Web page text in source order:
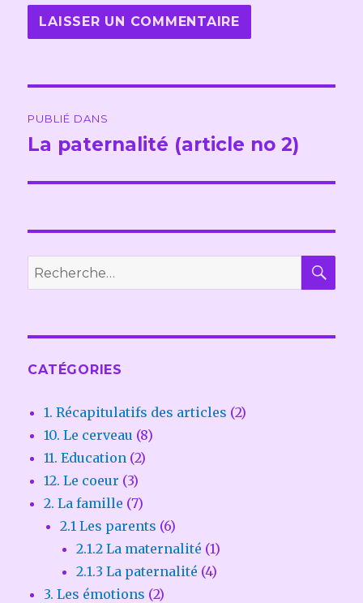
de
PUBLIÉ DANS
La paternalité (article no 2)
Recherche
pour :
CATÉGORIES
1. Récapitulatifs des articles (2)
10. Le cerveau (8)
11. Education (2)
12. Le coeur (3)
2. La famille (7)
2.1 Les parents (6)
2.1.2 La maternalité (1)
2.1.3 La paternalité (4)
3. Les émotions (2)